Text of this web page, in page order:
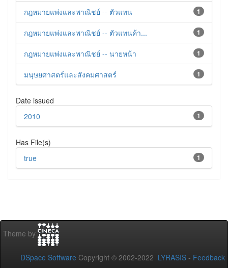
1
กฎหมายแพ่งและพาณิชย์ -- ตัวแทน
1
กฎหมายแพ่งและพาณิชย์ -- ตัวแทนค้า...
1
กฎหมายแพ่งและพาณิชย์ -- นายหน้า
1
มนุษยศาสตร์และสังคมศาสตร์
Date issued
1
2010
Has File(s)
1
true
Theme by
DSpace Software Copyright © 2002-2022 LYRASIS - Feedback